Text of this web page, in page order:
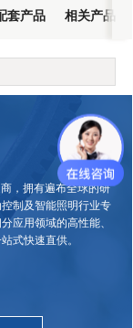
套产品 相关产品
，拥有遍布全球的研
制及智能照明行业专
应用领域的高性能、
式快速直供。